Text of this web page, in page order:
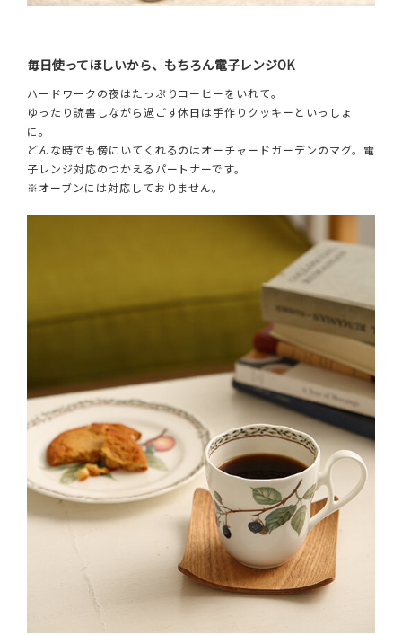
毎日使ってほしいから、もちろん電子レンジOK
ハードワークの夜はたっぷりコーヒーをいれて。
ゆったり読書しながら過ごす休日は手作りクッキーといっしょ
に。
どんな時でも傍にいてくれるのはオーチャードガーデンのマグ。電
子レンジ対応のつかえるパートナーです。
※オーブンには対応しておりません。